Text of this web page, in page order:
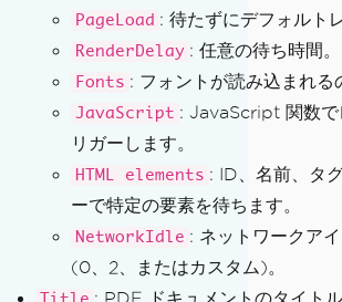
PageLoad : 待たずにデフォルト
RenderDelay : 任意の待ち時間。
Fonts : フォントが読み込まれる
JavaScript : JavaScript 関数で
リガーします。
HTML elements : ID、名前、タ
ーで特定の要素を待ちます。
NetworkIdle : ネットワークア
(0、2、またはカスタム)。